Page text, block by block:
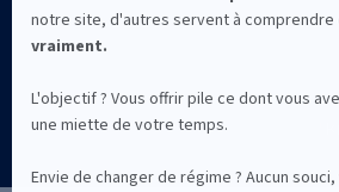
La solution Kizeo Forms est conçue et
par l'entreprise Kizeo
CGV